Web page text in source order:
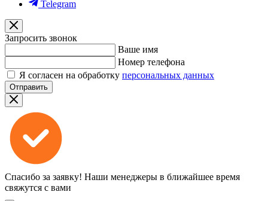
Telegram
Запросить звонок
Ваше имя
Номер телефона
Я согласен на обработку персональных данных
Отправить
Спасибо за заявку! Наши менеджеры в ближайшее время
свяжутся с вами